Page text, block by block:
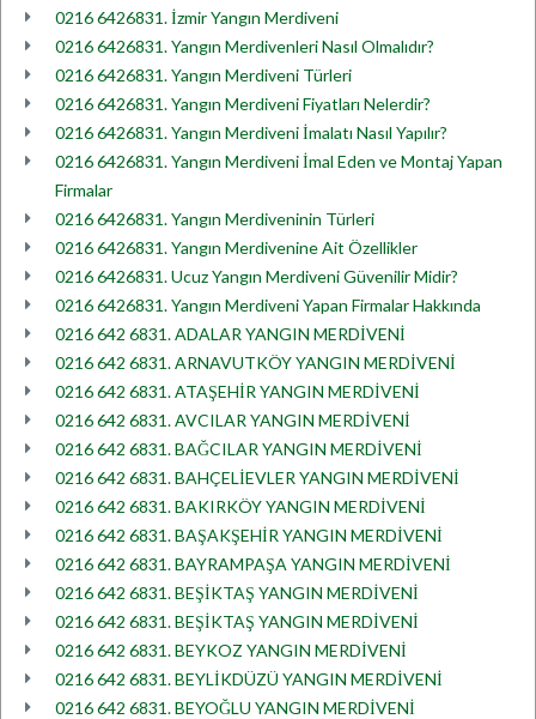
0216 6426831. İzmir Yangın Merdiveni
0216 6426831. Yangın Merdivenleri Nasıl Olmalıdır?
0216 6426831. Yangın Merdiveni Türleri
0216 6426831. Yangın Merdiveni Fiyatları Nelerdir?
0216 6426831. Yangın Merdiveni İmalatı Nasıl Yapılır?
0216 6426831. Yangın Merdiveni İmal Eden ve Montaj Yapan
Firmalar
0216 6426831. Yangın Merdiveninin Türleri
0216 6426831. Yangın Merdivenine Ait Özellikler
0216 6426831. Ucuz Yangın Merdiveni Güvenilir Midir?
0216 6426831. Yangın Merdiveni Yapan Firmalar Hakkında
0216 642 6831. ADALAR YANGIN MERDİVENİ
0216 642 6831. ARNAVUTKÖY YANGIN MERDİVENİ
0216 642 6831. ATAŞEHİR YANGIN MERDİVENİ
0216 642 6831. AVCILAR YANGIN MERDİVENİ
0216 642 6831. BAĞCILAR YANGIN MERDİVENİ
0216 642 6831. BAHÇELİEVLER YANGIN MERDİVENİ
0216 642 6831. BAKIRKÖY YANGIN MERDİVENİ
0216 642 6831. BAŞAKŞEHİR YANGIN MERDİVENİ
0216 642 6831. BAYRAMPAŞA YANGIN MERDİVENİ
0216 642 6831. BEŞİKTAŞ YANGIN MERDİVENİ
0216 642 6831. BEŞİKTAŞ YANGIN MERDİVENİ
0216 642 6831. BEYKOZ YANGIN MERDİVENİ
0216 642 6831. BEYLİKDÜZÜ YANGIN MERDİVENİ
0216 642 6831. BEYOĞLU YANGIN MERDİVENİ